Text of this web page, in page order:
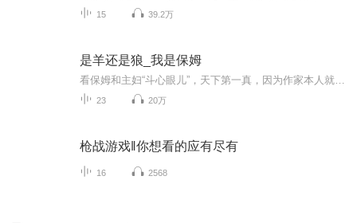
15 39.2万
是羊还是狼_我是保姆
23 20万
枪战游戏‖你想看的应有尽有
16 2568